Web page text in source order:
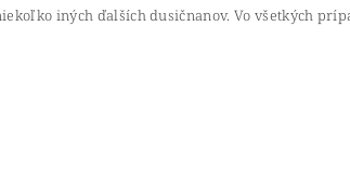
iných ďalších dusičnanov. Vo všetkých